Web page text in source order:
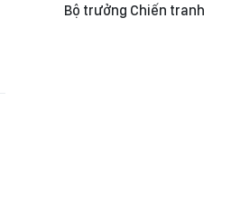
Bộ trưởng Chiến tranh